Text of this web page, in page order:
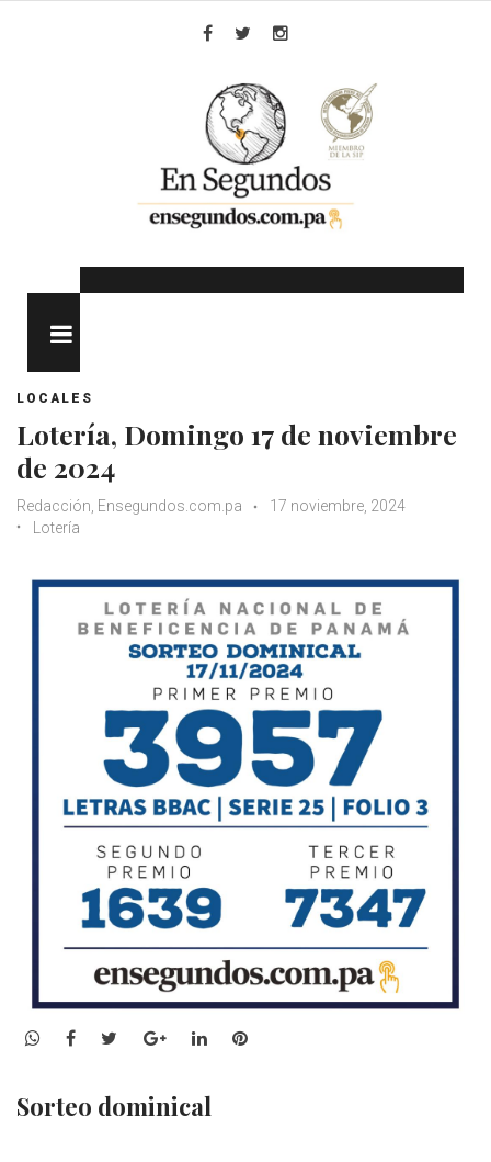
LOCALES
Lotería, Domingo 17 de noviembre
de 2024
Redacción, Ensegundos.com.pa
17 noviembre, 2024
Lotería
WhatsApp
Facebook
TwitterGoogle+LinkedInPinterest
Sorteo dominical